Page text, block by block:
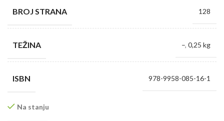
BROJ STRANA 128
TEŽINA –, 0,25 kg
ISBN 978-9958-085-16-1
Na stanju